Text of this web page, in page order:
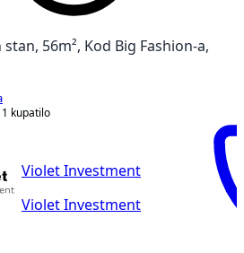
56m², Kod Big Fashion-a,
1 kupatilo
Violet Investment
Violet Investment